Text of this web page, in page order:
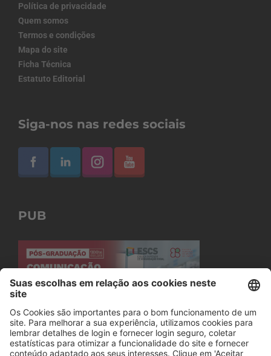
Política de privacidade
Quem somos
Termos e condições
Mapa do site
Ficha Técnica
Estatuto Editorial
Siga-nos nas redes sociais
PUB